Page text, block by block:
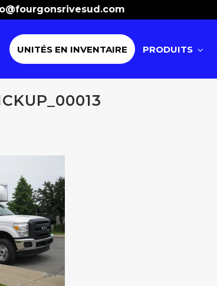
UNITÉS EN INVENTAIRE PRODUITS